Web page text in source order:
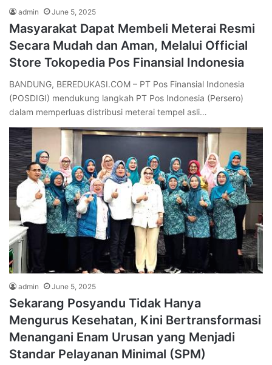
admin June 5, 2025
Masyarakat Dapat Membeli Meterai Resmi
Secara Mudah dan Aman, Melalui Official
Store Tokopedia Pos Finansial Indonesia
BANDUNG, BEREDUKASI.COM – PT Pos Finansial Indonesia
(POSDIGI) mendukung langkah PT Pos Indonesia (Persero)
dalam memperluas distribusi meterai tempel asli…
admin June 5, 2025
Sekarang Posyandu Tidak Hanya
Mengurus Kesehatan, Kini Bertransformasi
Menangani Enam Urusan yang Menjadi
Standar Pelayanan Minimal (SPM)